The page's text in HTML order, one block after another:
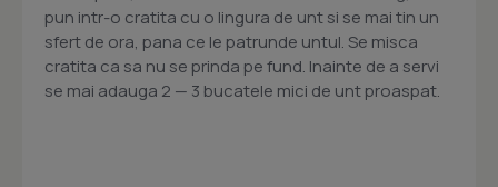
pun intr-o cratita cu o lingura de unt si se mai tin un
sfert de ora, pana ce le patrunde untul. Se misca
cratita ca sa nu se prinda pe fund. Inainte de a servi
se mai adauga 2 — 3 bucatele mici de unt proaspat.